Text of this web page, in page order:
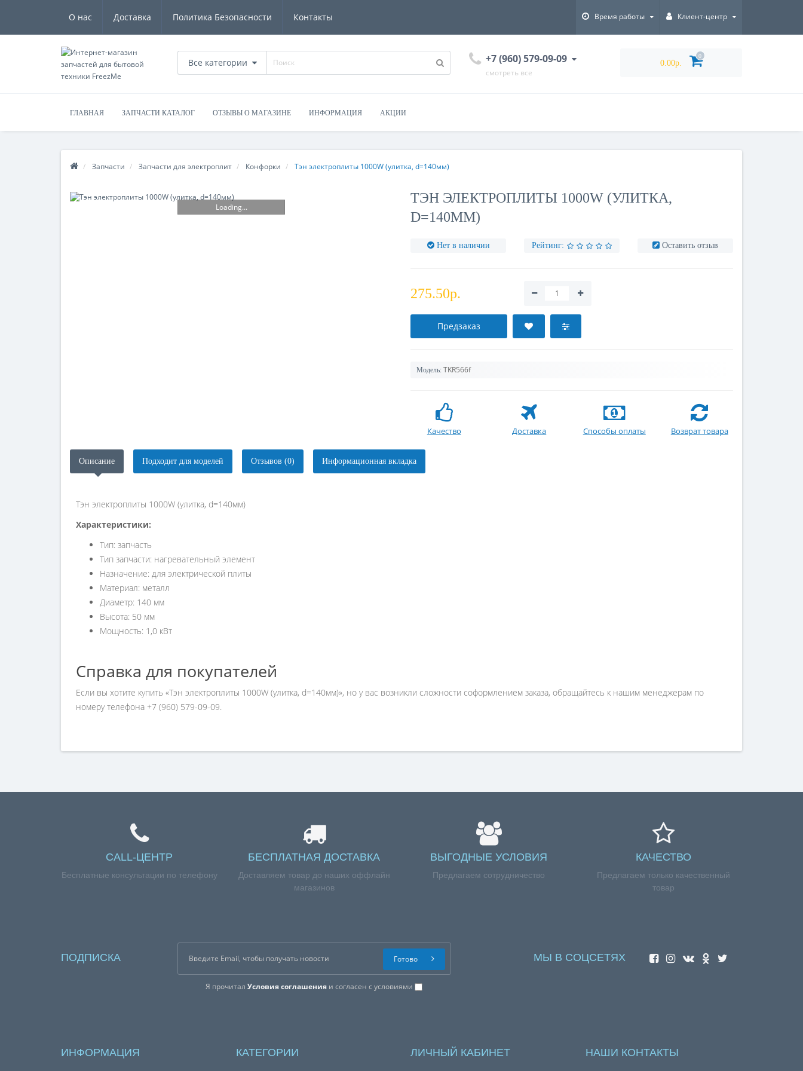
О нас Доставка Политика Безопасности Контакты Время работы Клиент-центр
Все категории +7 (960) 579-09-09
смотреть все
0.00р.
0
ГЛАВНАЯ ЗАПЧАСТИ КАТАЛОГ ОТЗЫВЫ О МАГАЗИНЕ ИНФОРМАЦИЯ АКЦИИ
Запчасти Запчасти для электроплит Конфорки Тэн электроплиты 1000W (улитка, d=140мм)
Loading...
ТЭН ЭЛЕКТРОПЛИТЫ 1000W (УЛИТКА,
D=140ММ)
Нет в наличии Рейтинг: Оставить отзыв
275.50р.
Предзаказ
Модель: TKR566f
Качество Доставка Способы оплаты Возврат товара
Описание Подходит для моделей Отзывов (0) Информационная вкладка
Тэн электроплиты 1000W (улитка, d=140мм)
Характеристики:
Тип: запчасть
Тип запчасти: нагревательный элемент
Назначение: для электрической плиты
Материал: металл
Диаметр: 140 мм
Высота: 50 мм
Мощность: 1,0 кВт
Справка для покупателей
Если вы хотите купить «Тэн электроплиты 1000W (улитка, d=140мм)», но у вас возникли сложности соформлением заказа, обращайтесь к нашим менеджерам по
номеру телефона +7 (960) 579-09-09.
CALL-ЦЕНТР
Бесплатные консультации по телефону
БЕСПЛАТНАЯ ДОСТАВКА
Доставляем товар до наших оффлайн
магазинов
ВЫГОДНЫЕ УСЛОВИЯ
Предлагаем сотрудничество
КАЧЕСТВО
Предлагаем только качественный
товар
ПОДПИСКА
Я прочиталУсловия соглашения и согласен с условиями
Готово МЫ В СОЦСЕТЯХ
ИНФОРМАЦИЯ КАТЕГОРИИ ЛИЧНЫЙ КАБИНЕТ НАШИ КОНТАКТЫ